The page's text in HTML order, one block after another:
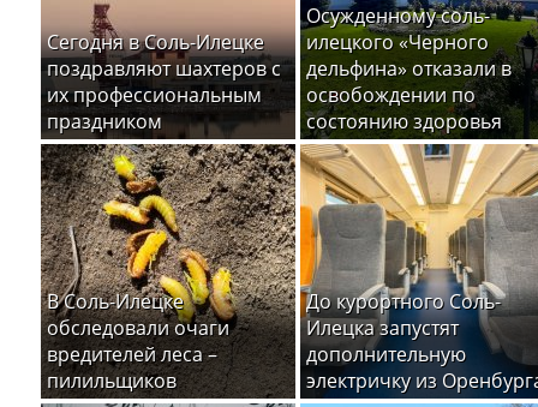
Сегодня в Соль-Илецке
поздравляют шахтеров с
их профессиональным
праздником
Осужденному соль-
илецкого «Черного
дельфина» отказали в
освобождении по
состоянию здоровья
В Соль-Илецке
обследовали очаги
вредителей леса –
пилильщиков
До курортного Соль-
Илецка запустят
дополнительную
электричку из